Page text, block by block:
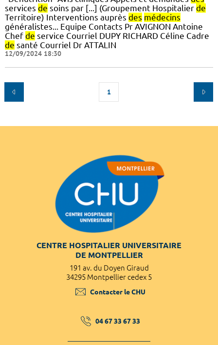
services de soins par [...] (Groupement Hospitalier de
Territoire) Interventions auprès des médecins
généralistes... Equipe Contacts Pr AVIGNON Antoine
Chef de service Courriel DUPY RICHARD Céline Cadre
de santé Courriel Dr ATTALIN
12/09/2024 18:30
1
CENTRE HOSPITALIER UNIVERSITAIRE
DE MONTPELLIER
191 av. du Doyen Giraud
34295 Montpellier cedex 5
Contacter le CHU
04 67 33 67 33